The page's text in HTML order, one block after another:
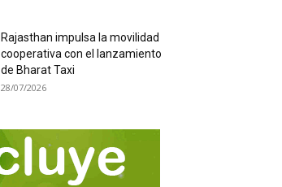
Rajasthan impulsa la movilidad
cooperativa con el lanzamiento
de Bharat Taxi
28/07/2026